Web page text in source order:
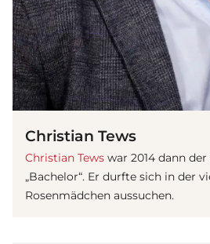
Christian Tews
Christian Tews war 2014 dann
„Bachelor“. Er durfte sich in der
Rosenmädchen aussuchen.